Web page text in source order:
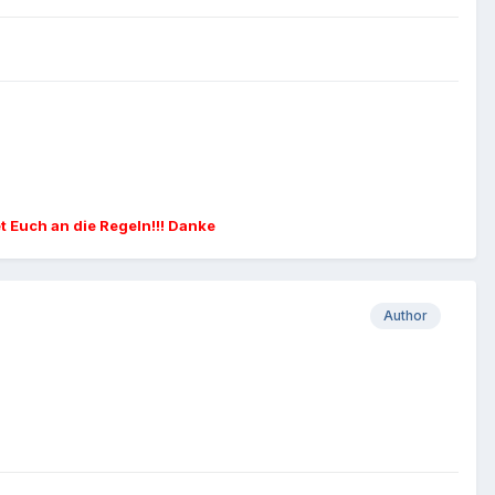
an die Regeln!!! Danke
Author